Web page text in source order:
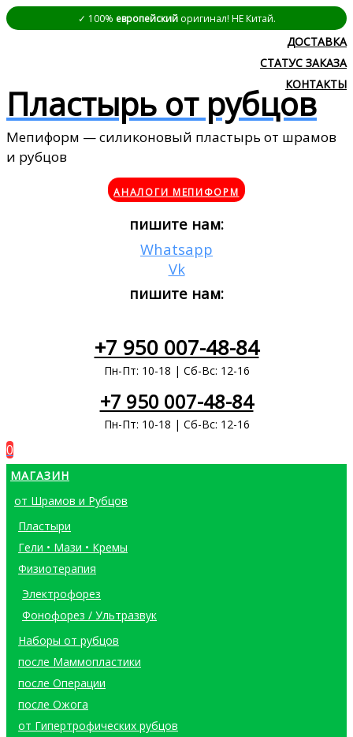
✓ 100% европейскийоригинал! НЕ Китай.
ДОСТАВКА
СТАТУС ЗАКАЗА
КОНТАКТЫ
Пластырь от рубцов
Мепиформ — силиконовый пластырь от шрамов
и рубцов
АНАЛОГИ МЕПИФОРМ
пишите нам:
Whatsapp
Vk
пишите нам:
+7 950 007-48-84
Пн-Пт: 10-18 | Сб-Вс: 12-16
+7 950 007-48-84
Пн-Пт: 10-18 | Сб-Вс: 12-16
0
МАГАЗИН
от Шрамов и Рубцов
Пластыри
Гели • Мази • Кремы
Физиотерапия
Электрофорез
Фонофорез / Ультразвук
Наборы от рубцов
после Маммопластики
после Операции
после Ожога
от Гипертрофических рубцов